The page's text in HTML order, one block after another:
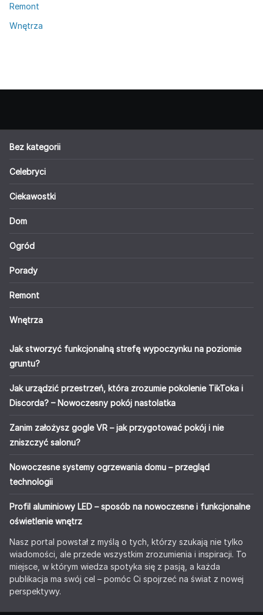
Remont
Wnętrza
Bez kategorii
Celebryci
Ciekawostki
Dom
Ogród
Porady
Remont
Wnętrza
Jak stworzyć funkcjonalną strefę wypoczynku na poziomie
gruntu?
Jak urządzić przestrzeń, która zrozumie pokolenie TikToka i
Discorda? – Nowoczesny pokój nastolatka
Zanim założysz gogle VR – jak przygotować pokój i nie
zniszczyć salonu?
Nowoczesne systemy ogrzewania domu – przegląd
technologii
Profil aluminiowy LED – sposób na nowoczesne i funkcjonalne
oświetlenie wnętrz
Nasz portal powstał z myślą o tych, którzy szukają nie tylko
wiadomości, ale przede wszystkim zrozumienia i inspiracji. To
miejsce, w którym wiedza spotyka się z pasją, a każda
publikacja ma swój cel – pomóc Ci spojrzeć na świat z nowej
perspektywy.